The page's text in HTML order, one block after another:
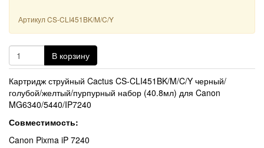
АртикулCS-CLI451BK/M/C/Y
В корзину
Картридж струйный Cactus CS-CLI451BK/M/C/Y черный/
голубой/желтый/пурпурный набор (40.8мл) для Canon
MG6340/5440/IP7240
Совместимость:
Canon Pixma iP 7240